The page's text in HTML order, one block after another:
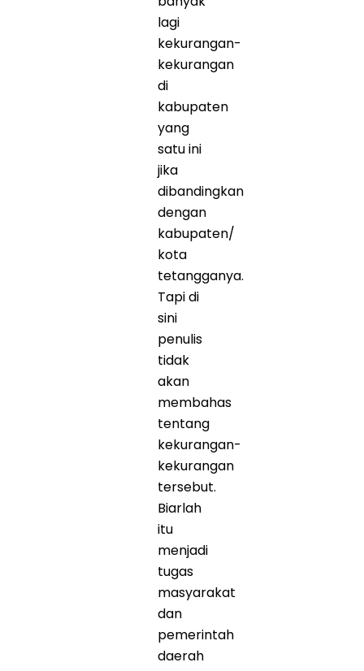
lagi
kekurangan-
kekurangan
di
kabupaten
yang
satu ini
jika
dibandingkan
dengan
kabupaten/
kota
tetangganya.
Tapi di
sini
penulis
tidak
akan
membahas
tentang
kekurangan-
kekurangan
tersebut.
Biarlah
itu
menjadi
tugas
masyarakat
dan
pemerintah
daerah